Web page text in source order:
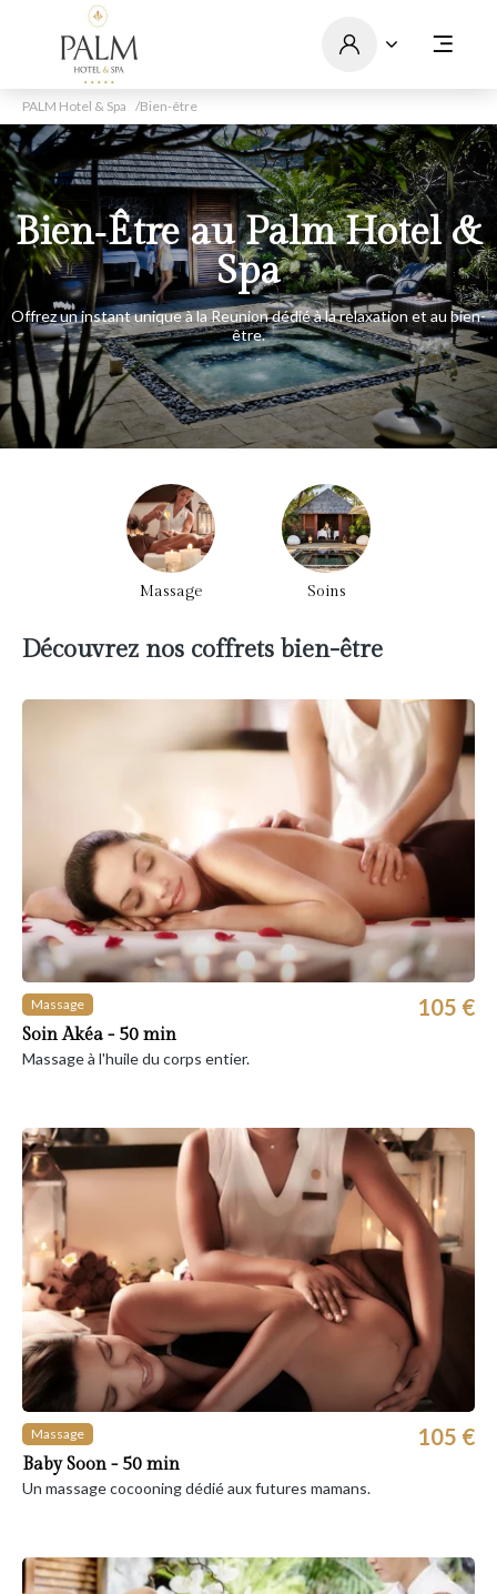
PALM Hotel & Spa Bien-être
Bien‑Être au Palm Hotel &
Spa
Offrez un instant unique à la Reunion dédié à la relaxation et au bien-
être.
Massage Soins
Découvrez nos coffrets bien-être
Massage
Soin Akéa - 50 min
105 €
Massage à l'huile du corps entier.
Massage
Baby Soon - 50 min
105 €
Un massage cocooning dédié aux futures mamans.